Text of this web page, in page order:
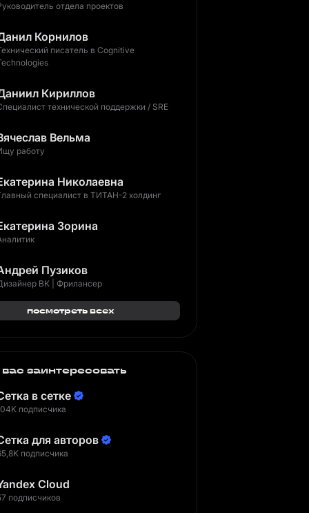
отдела проектов
Корнилов
писатель в Cognitive
Кириллов
Специалист технической поддержки / SRE
Вельма
работу
Николаевна
специалист в ТИТАН-2 холдинг
Зорина
Пузиков
ВК | Фрилансер
посмотреть всех
заинтересовать
в сетке
подписчика
для авторов
подписчика
Cloud
подписчиков